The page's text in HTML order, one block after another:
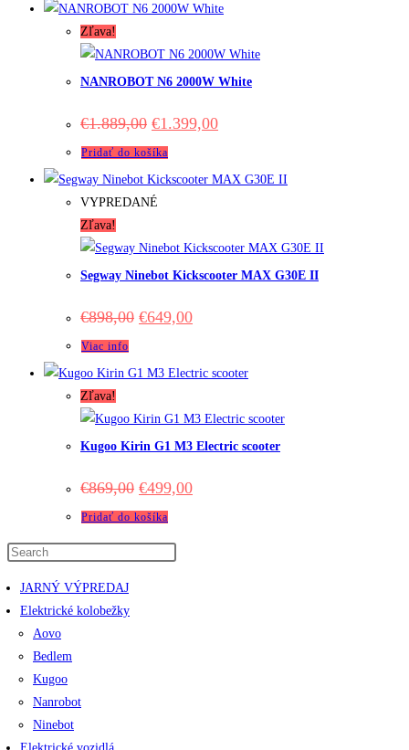
Zľava!
NANROBOT N6 2000W White
€1.889,00 Original
was:
€1.889,00.
€1.399,00Current
€1.399,00.
Pridať do košíka
VYPREDANÉ
Zľava!
Segway Ninebot Kickscooter MAX G30E II
€898,00 Original
€898,00.
€649,00Current
€649,00.
Viac info
Zľava!
Kugoo Kirin G1 M3 Electric scooter
€869,00 Original
was:
€499,00Current
Pridať do košíka
JARNÝ VÝPREDAJ
Elektrické kolobežky
Aovo
Bedlem
Kugoo
Nanrobot
Ninebot